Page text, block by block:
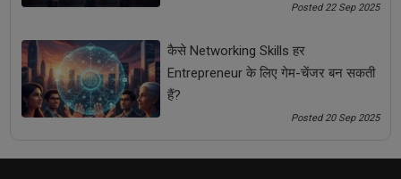
Posted 22 Sep 2025
कैसे Networking Skills हर
Entrepreneur के लिए गेम-चेंजर बन सकती
हैं?
Posted 20 Sep 2025